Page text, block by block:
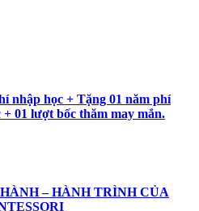
nhập học + Tặng 01 năm phí
01 lượt bốc thăm may mắn.
– HÀNH TRÌNH CỦA